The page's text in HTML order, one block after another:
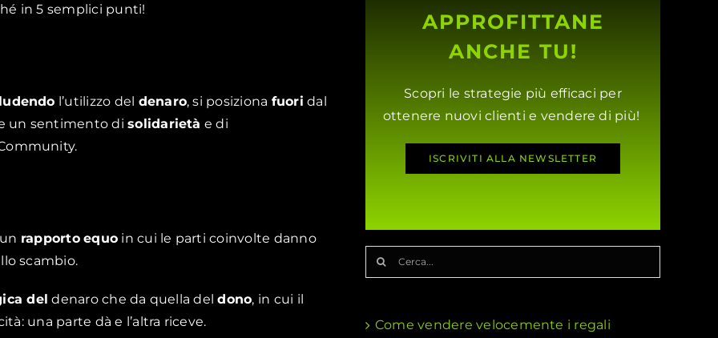
in 5 semplici punti!
l’utilizzo del denaro, si posiziona fuori dal
un sentimento disolidarietà e di
rapporto equo in cui le parti coinvolte danno
scambio.
del denaro che da quella deldono, in cui il
una parte dà e l’altra riceve.
APPROFITTANE
ANCHE TU!
Scopri le strategie più efficaci per
ottenere nuovi clienti e vendere di più!
ISCRIVITI ALLA NEWSLETTER
Cerca
per:
Come vendere velocemente i regali